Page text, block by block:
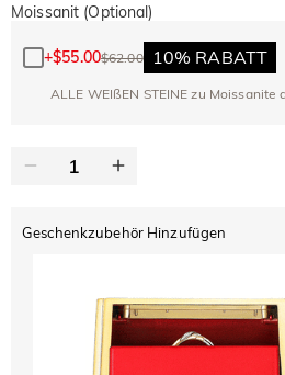
Moissanit (Optional)
+$55.00$62.00 10% RABATT
ALLE WEIßEN STEINE zu Moissanite
Geschenkzubehör Hinzufügen